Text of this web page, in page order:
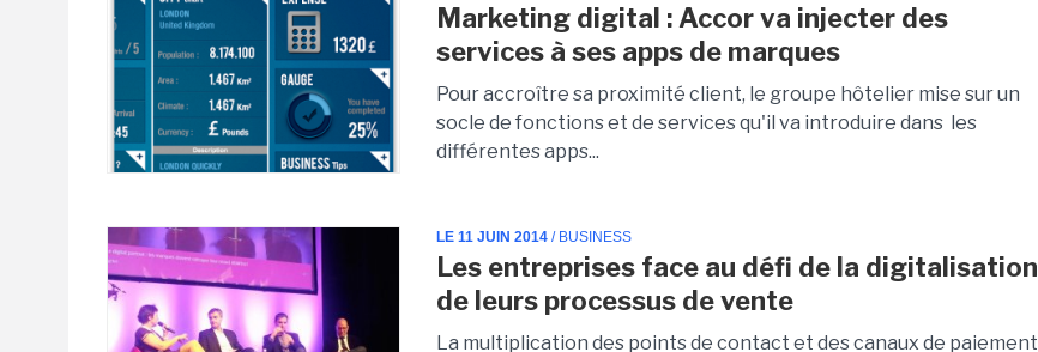
Marketing digital : Accor va injecter des
services à ses apps de marques
Pour accroître sa proximité client, le groupe hôtelier mise sur un
socle de fonctions et de services qu'il va introduire dans les
différentes apps...
LE 11 JUIN 2014 / BUSINESS
Les entreprises face au défi de la digitalisation
de leurs processus de vente
La multiplication des points de contact et des canaux de paiement